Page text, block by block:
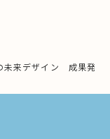
未来デザイン 成果発表